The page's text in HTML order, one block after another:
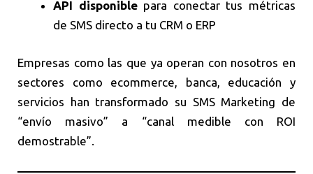
API disponiblepara conectar tus métricas
de SMS directo a tu CRM o ERP
Empresas como las que ya operan con nosotros en
sectores como ecommerce, banca, educación y
servicios han transformado su SMS Marketing de
“envío masivo” a “canal medible con ROI
demostrable”.